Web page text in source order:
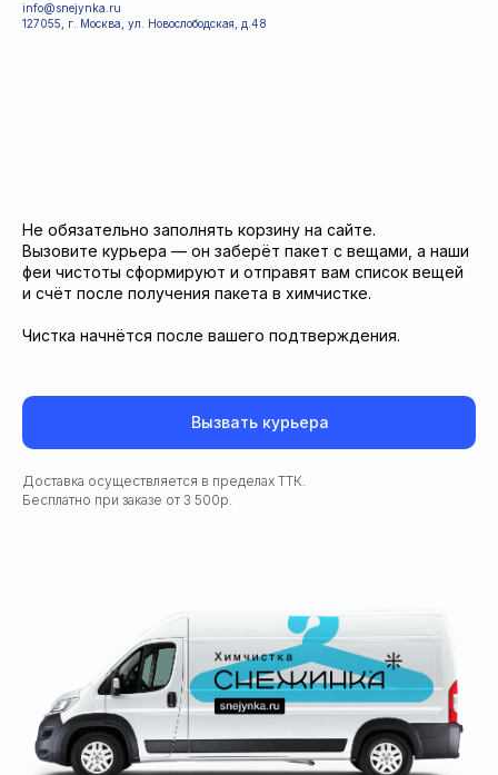
info@snejynka.ru
127055, г. Москва, ул. Новослободская, д.48
Не обязательно заполнять корзину на сайте.
Вызовите курьера — он заберёт пакет с вещами, а наши
феи чистоты сформируют и отправят вам список вещей
и счёт после получения пакета в химчистке.
Чистка начнётся после вашего подтверждения.
Вызвать курьера
Доставка осуществляется в пределах ТТК.
Бесплатно при заказе от 3 500р.